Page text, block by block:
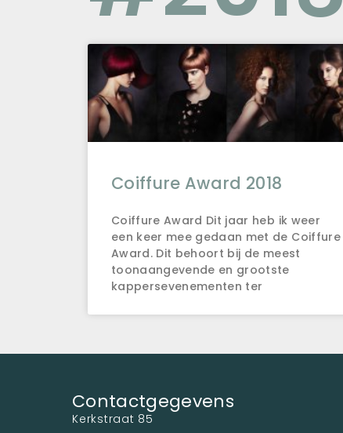
Coiffure Award 2018
Coiffure Award Dit jaar heb ik weer
een keer mee gedaan met de Coiffure
Award. Dit behoort bij de meest
toonaangevende en grootste
kappersevenementen ter
Contactgegevens
Kerkstraat 85